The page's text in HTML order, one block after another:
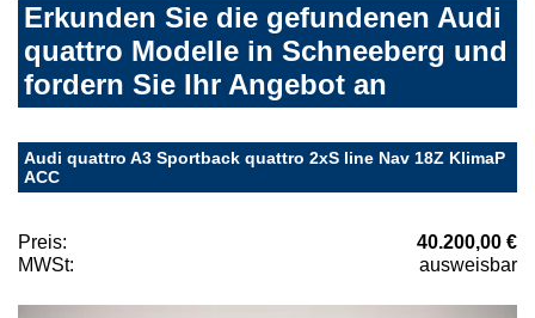
Erkunden Sie die gefundenen Audi
quattro Modelle in Schneeberg und
fordern Sie Ihr Angebot an
Audi quattro A3 Sportback quattro 2xS line Nav 18Z KlimaP
ACC
Preis:
40.200,00 €
MWSt:
ausweisbar